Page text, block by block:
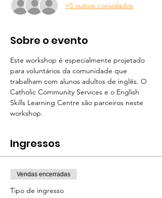
+5 outros convidados
Sobre o evento
Este workshop é especialmente projetado
para voluntários da comunidade que
trabalham com alunos adultos de inglês. O
Catholic Community Services e o English
Skills Learning Centre são parceiros neste
workshop.
Ingressos
Vendas encerradas
Tipo de ingresso